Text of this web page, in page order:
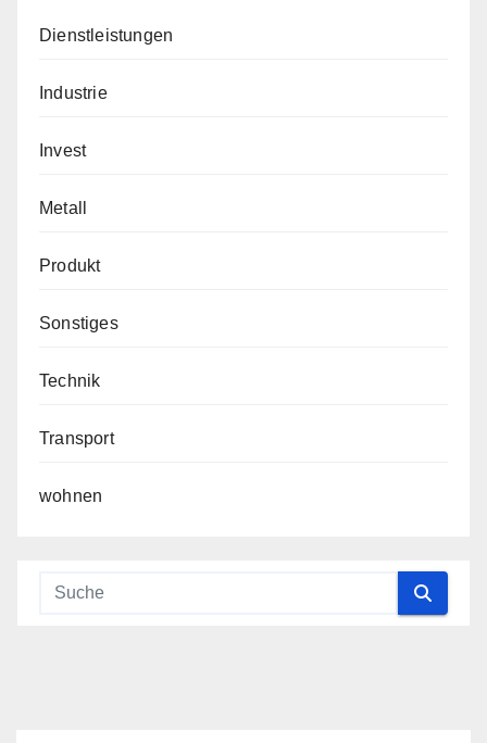
Dienstleistungen
Industrie
Invest
Metall
Produkt
Sonstiges
Technik
Transport
wohnen